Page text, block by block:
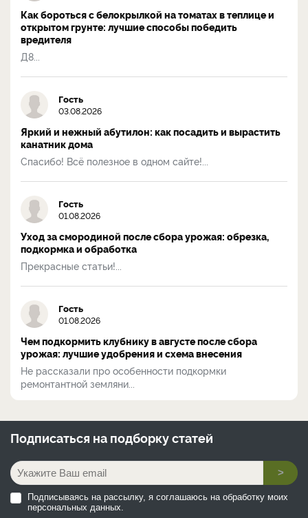
Как бороться с белокрылкой на томатах в теплице и
открытом грунте: лучшие способы победить
вредителя
Д8...
Гость
03.08.2026
Яркий и нежный абутилон: как посадить и вырастить
канатник дома
Спасибо! Всё полезное в одном сайте!...
Гость
01.08.2026
Уход за смородиной после сбора урожая: обрезка,
подкормка и обработка
Прекрасные статьи!...
Гость
01.08.2026
Чем подкормить клубнику в августе после сбора
урожая: лучшие удобрения и схема внесения
Не рассказали про особенности подкормки
ремонтантной земляни...
Подписаться на подборку статей
>
Подписываясь на рассылку, я соглашаюсь на обработку моих
персональных данных.